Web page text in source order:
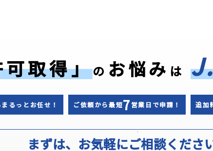
取得」の お悩み は
るっとお任せ！ ご依頼から最短7 営業日で申請！ 追加
まずは、お気軽にご相談くださ